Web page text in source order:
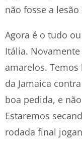
não fosse a
Agora é o tudo
Itália.
amarelos.
da Jamaica
boa pedida, e
Estaremos
rodada final